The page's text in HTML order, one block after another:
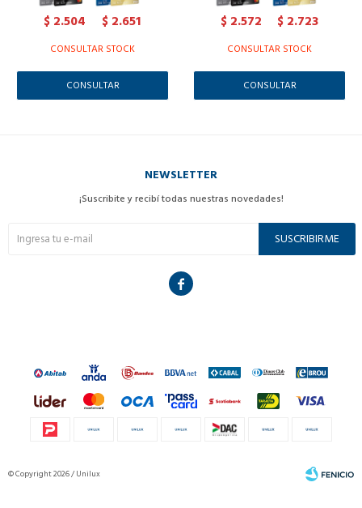
$ 2.504 $ 2.651
CONSULTAR STOCK
CONSULTAR
$ 2.572 $ 2.723
CONSULTAR STOCK
CONSULTAR
NEWSLETTER
¡Suscribite y recibí todas nuestras novedades!
SUSCRIBIRME

© Copyright 2026 / Unilux